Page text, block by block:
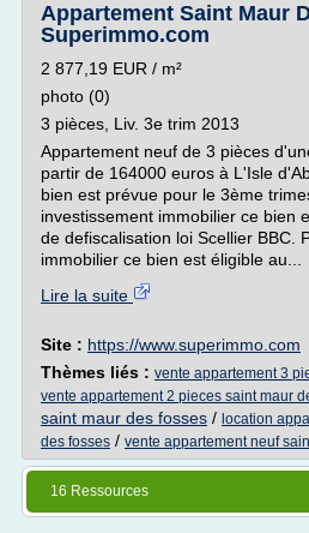
Appartement Saint Maur
Superimmo.com
2 877,19 EUR / m²
photo (0)
3 pièces, Liv. 3e trim 2013
Appartement neuf de 3 pièces
partir de 164000 euros à L'Isle
bien est prévue pour le 3ème
investissement immobilier ce bien
de defiscalisation loi Scellier BBC.
immobilier ce bien est éligible au...
Lire la suite
Site : https://www.superimmo.com
Thèmes liés : vente appartement 3
vente appartement 2 pieces saint maur
saint maur des fosses / location
des fosses / vente appartement neuf
16 Ressources